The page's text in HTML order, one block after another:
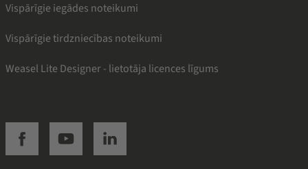
Vispārīgie iegādes noteikumi
Vispārīgie tirdzniecības noteikumi
Weasel Lite Designer - lietotāja licences līgums
SSI facebookSSI youtubeSSI linkedin